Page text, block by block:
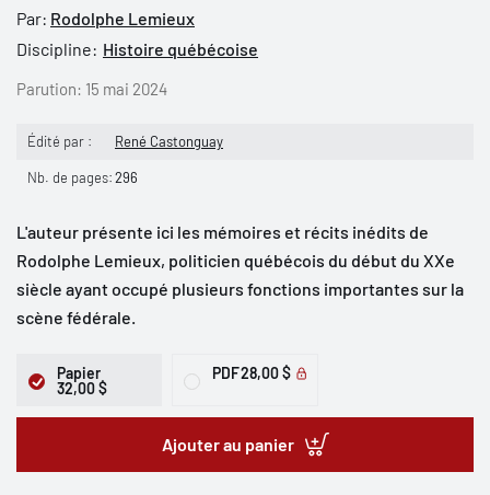
Par: Rodolphe Lemieux
Discipline: Histoire québécoise
Parution: 15 mai 2024
Édité par : René Castonguay
Nb. de pages:296
L'auteur présente ici les mémoires et récits inédits de
Rodolphe Lemieux, politicien québécois du début du XXe
siècle ayant occupé plusieurs fonctions importantes sur la
scène fédérale.
Papier
32,00 $
PDF28,00 $
Ajouter au panier